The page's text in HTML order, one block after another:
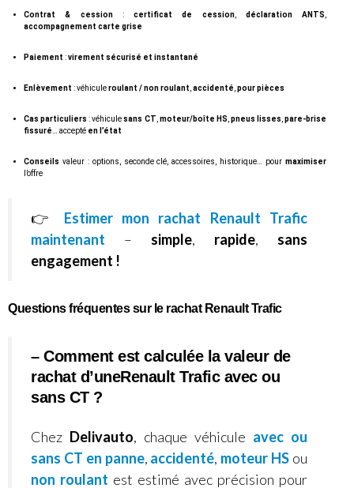
Contrat & cession: certificat de cession, déclaration ANTS
accompagnement carte grise
Paiement :virement sécurisé et instantané
Enlèvement : véhiculeroulant / non roulant accidenté pour pièces
Cas particuliers : véhiculesans CT moteur/boîte HS pneus lisses ,pare-brise
fissuré … accepté en l’état
Conseils valeur : options, seconde clé, accessoires, historique… pour maximiser
l’offre
👉 Estimer mon rachat Renault Trafic
maintenant – simple, rapide, sans
engagement !
Questions fréquentes sur le rachat Renault Trafic
– Comment est calculée la valeur de
rachat d’uneRenault Trafic avec ou
sans CT ?
Chez Delivauto, chaque véhicule avec ou
sans CT en panne, accidenté, moteur HS ou
non roulant est estimé avec précision pour